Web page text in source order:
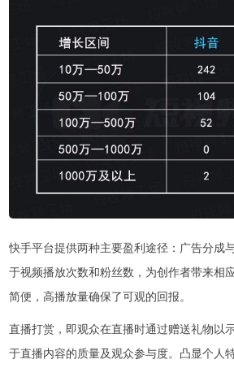
快手平台提供两种主要盈利途径：广告分成
于视频播放次数和粉丝数，为创作者带来相
简便，高播放量确保了可观的回报。
直播打赏，即观众在直播时通过赠送礼物以
于直播内容的质量及观众参与度。凸显个人